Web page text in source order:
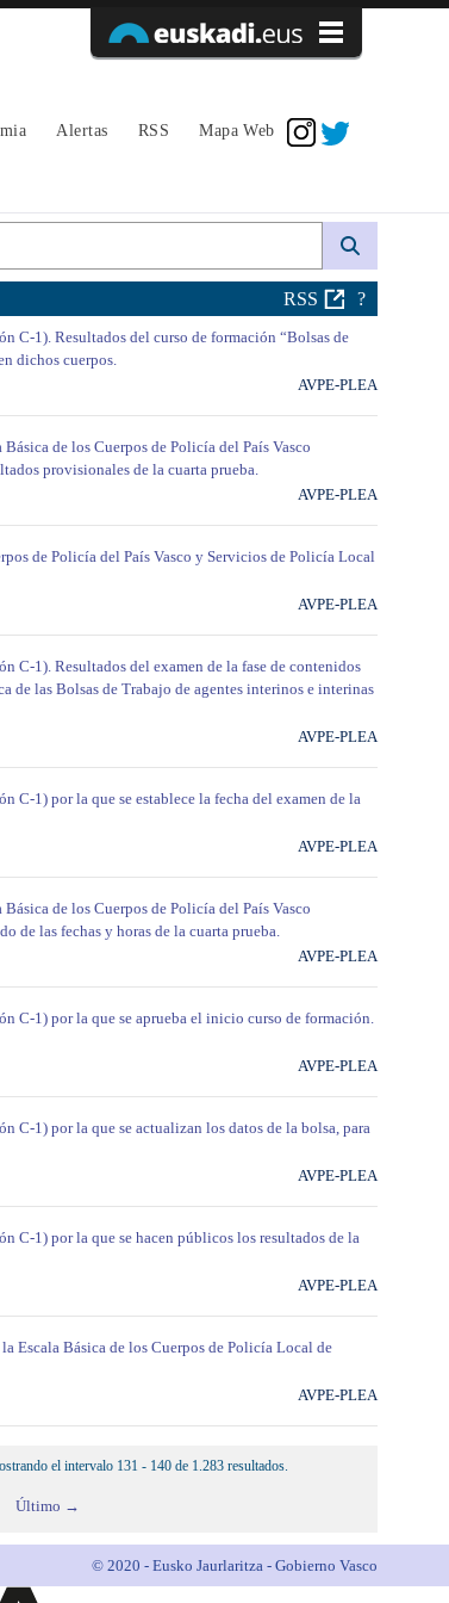
Alertas RSS Mapa Web
web
RSS ?
C-1). Resultados del curso de formación “Bolsas de
dichos cuerpos.
AVPE-PLEA
de los Cuerpos de Policía del País Vasco
provisionales de la cuarta prueba.
AVPE-PLEA
de Policía del País Vasco y Servicios de Policía Local
AVPE-PLEA
C-1). Resultados del examen de la fase de contenidos
de las Bolsas de Trabajo de agentes interinos e interinas
AVPE-PLEA
C-1) por la que se establece la fecha del examen de la
AVPE-PLEA
de los Cuerpos de Policía del País Vasco
de las fechas y horas de la cuarta prueba.
AVPE-PLEA
C-1) por la que se aprueba el inicio curso de formación.
AVPE-PLEA
C-1) por la que se actualizan los datos de la bolsa, para
AVPE-PLEA
C-1) por la que se hacen públicos los resultados de la
AVPE-PLEA
Escala Básica de los Cuerpos de Policía Local de
AVPE-PLEA
el intervalo 131 - 140 de 1.283 resultados.
Último →
© 2020 - Eusko Jaurlaritza - Gobierno Vasco